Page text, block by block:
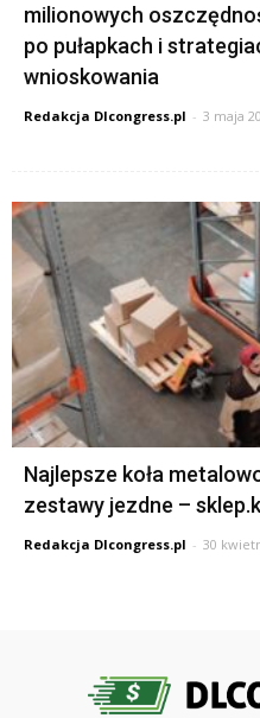
milionowych
po pułapkach i
wnioskowania
Redakcja Dlcongress.pl - 3 maja
Najlepsze koła
zestawy jezdne –
Redakcja Dlcongress.pl - 30